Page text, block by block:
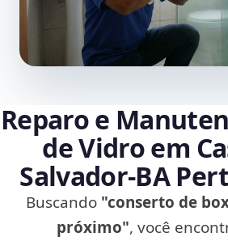
Reparo e
de Vidro em
Salvador‑BA
Buscando "conserto de
próximo", você